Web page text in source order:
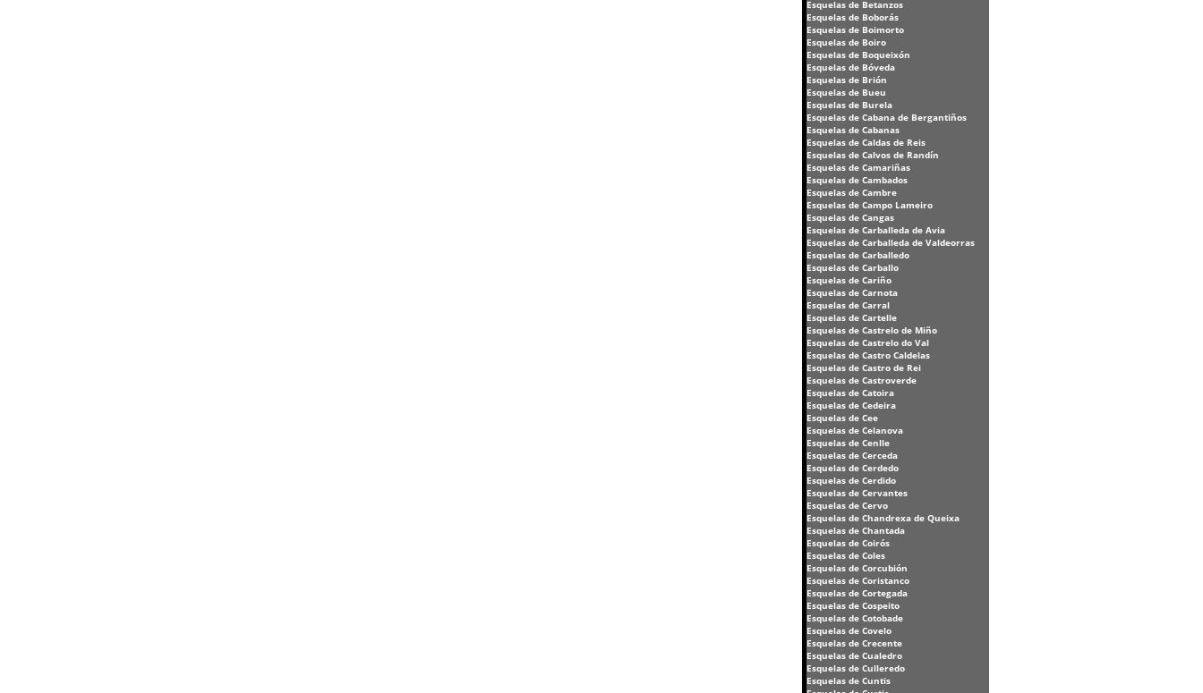
Esquelas de Betanzos
Esquelas de Boborás
Esquelas de Boimorto
Esquelas de Boiro
Esquelas de Boqueixón
Esquelas de Bóveda
Esquelas de Brión
Esquelas de Bueu
Esquelas de Burela
Esquelas de Cabana de Bergantiños
Esquelas de Cabanas
Esquelas de Caldas de Reis
Esquelas de Calvos de Randín
Esquelas de Camariñas
Esquelas de Cambados
Esquelas de Cambre
Esquelas de Campo Lameiro
Esquelas de Cangas
Esquelas de Carballeda de Avia
Esquelas de Carballeda de Valdeorras
Esquelas de Carballedo
Esquelas de Carballo
Esquelas de Cariño
Esquelas de Carnota
Esquelas de Carral
Esquelas de Cartelle
Esquelas de Castrelo de Miño
Esquelas de Castrelo do Val
Esquelas de Castro Caldelas
Esquelas de Castro de Rei
Esquelas de Castroverde
Esquelas de Catoira
Esquelas de Cedeira
Esquelas de Cee
Esquelas de Celanova
Esquelas de Cenlle
Esquelas de Cerceda
Esquelas de Cerdedo
Esquelas de Cerdido
Esquelas de Cervantes
Esquelas de Cervo
Esquelas de Chandrexa de Queixa
Esquelas de Chantada
Esquelas de Coirós
Esquelas de Coles
Esquelas de Corcubión
Esquelas de Coristanco
Esquelas de Cortegada
Esquelas de Cospeito
Esquelas de Cotobade
Esquelas de Covelo
Esquelas de Crecente
Esquelas de Cualedro
Esquelas de Culleredo
Esquelas de Cuntis